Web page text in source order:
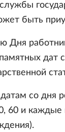
быть
Дня
дат
со дня
60 и